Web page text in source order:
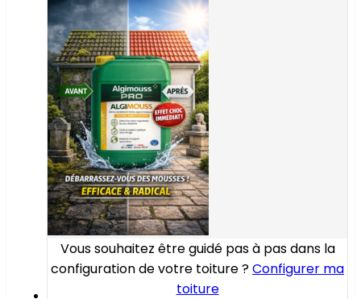
Vous souhaitez être guidé pas à pas dans la
configuration de votre toiture ?Configurer ma
toiture